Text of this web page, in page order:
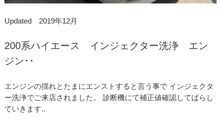
Updated 2019年12月
200系ハイエース インジェクター洗浄 エン
ジン･･
エンジンの揺れとたまにエンストすると言う事で インジェクタ
ー洗浄でご来店されました。 診断機にて補正値確認してばらし
ていきます..